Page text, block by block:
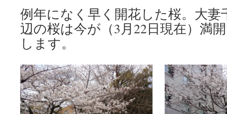
例年になく早く開花した桜。大
辺の桜は今が（3月22日現在）満
します。